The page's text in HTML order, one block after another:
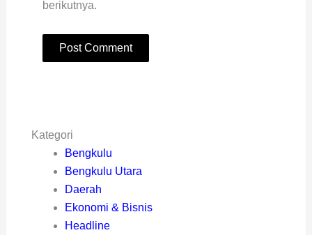
berikutnya.
Kategori
Bengkulu
Bengkulu Utara
Daerah
Ekonomi & Bisnis
Headline